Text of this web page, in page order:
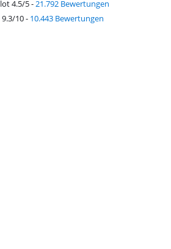
4.5/5-21.792 Bewertungen
10- 10.443 Bewertungen